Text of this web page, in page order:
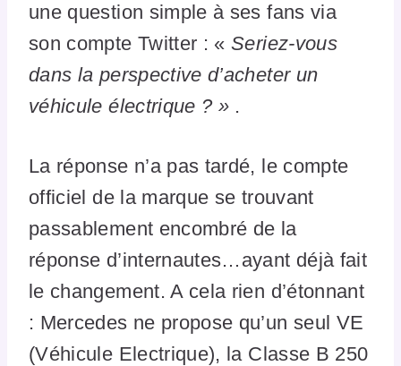
une question simple à ses fans via
son compte Twitter : «Seriez-vous
dans la perspective d’acheter un
véhicule électrique ? » .
La réponse n’a pas tardé, le compte
officiel de la marque se trouvant
passablement encombré de la
réponse d’internautes…ayant déjà fait
le changement. A cela rien d’étonnant
: Mercedes ne propose qu’un seul VE
(Véhicule Electrique), la Classe B 250